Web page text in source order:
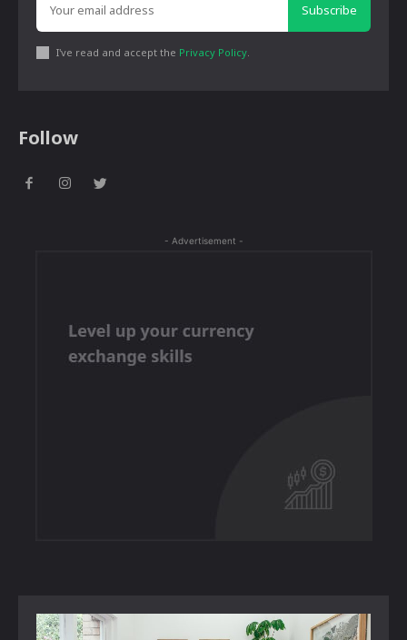
Subscribe
I've read and accept the Privacy Policy
Follow
- Advertisement -